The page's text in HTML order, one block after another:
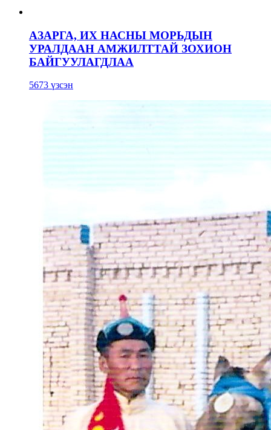
АЗАРГА, ИХ НАСНЫ МОРЬДЫН
УРАЛДААН АМЖИЛТТАЙ ЗОХИОН
БАЙГУУЛАГДЛАА
5673 үзсэн